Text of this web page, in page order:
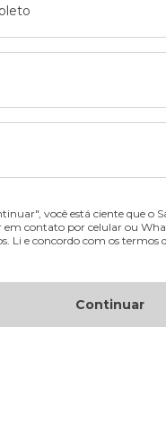
você está ciente que o
em contato por celular ou
Li e concordo com os termos
Continuar